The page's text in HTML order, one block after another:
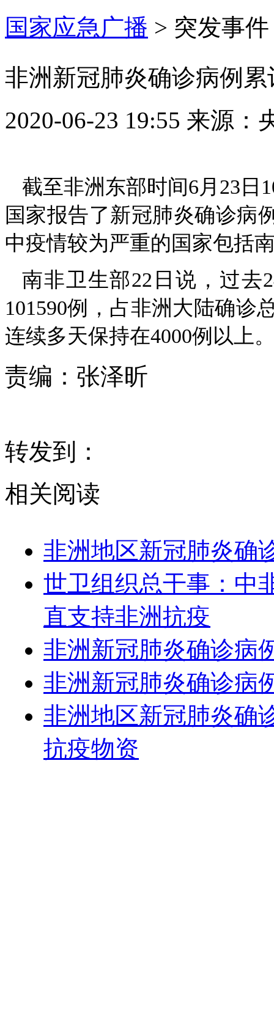
国家应急广播 > 突发事件
非洲新冠肺炎确诊病例
2020-06-23 19:55 来源：
截至非洲东部时间6月23日
国家报告了新冠肺炎确诊病
中疫情较为严重的国家包括
南非卫生部22日说，过去
101590例，占非洲大陆确诊
连续多天保持在4000例以上
责编： 张泽昕
转发到：
相关阅读
非洲地区新冠肺炎确
世卫组织总干事：中
直支持非洲抗疫
非洲新冠肺炎确诊病
非洲新冠肺炎确诊病
非洲地区新冠肺炎确
抗疫物资